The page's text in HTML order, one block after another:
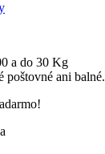
a do 30 Kg
poštovné ani balné.